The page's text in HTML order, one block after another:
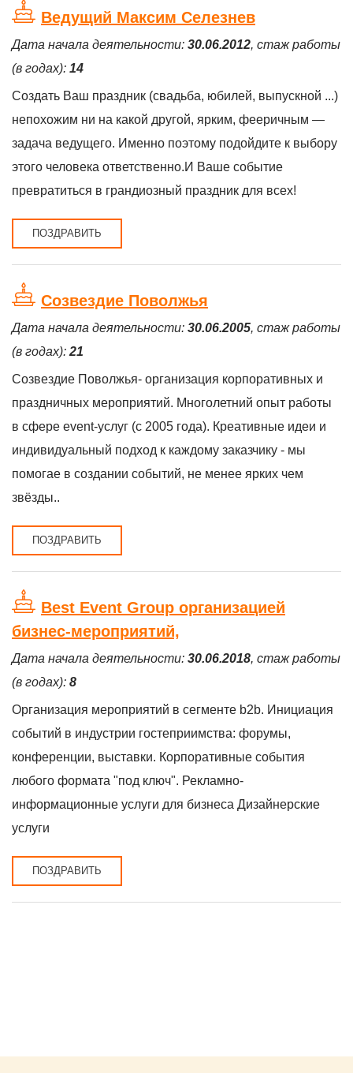
Ведущий Максим Селезнев
Дата начала деятельности: 30.06.2012, стаж работы
(в годах): 14
Создать Ваш праздник (свадьба, юбилей, выпускной ...)
непохожим ни на какой другой, ярким, фееричным —
задача ведущего. Именно поэтому подойдите к выбору
этого человека ответственно.И Ваше событие
превратиться в грандиозный праздник для всех!
ПОЗДРАВИТЬ
Созвездие Поволжья
Дата начала деятельности: 30.06.2005, стаж работы
(в годах): 21
Созвездие Поволжья- организация корпоративных и
праздничных мероприятий. Многолетний опыт работы
в сфере event-услуг (c 2005 года). Креативные идеи и
индивидуальный подход к каждому заказчику - мы
помогае в создании событий, не менее ярких чем
звёзды..
ПОЗДРАВИТЬ
Best Event Group организацией
бизнес-мероприятий,
Дата начала деятельности: 30.06.2018, стаж работы
(в годах): 8
Организация мероприятий в сегменте b2b. Инициация
событий в индустрии гостеприимства: форумы,
конференции, выставки. Корпоративные события
любого формата "под ключ". Рекламно-
информационные услуги для бизнеса Дизайнерские
услуги
ПОЗДРАВИТЬ